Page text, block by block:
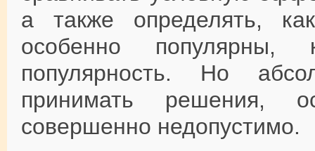
а также определять,
особенно популярны,
популярность. Но
принимать решения,
совершенно недопустимо.